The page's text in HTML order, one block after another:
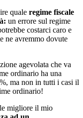
quale regime fiscale
un errore sul regime
costarci caro e
ne avremmo dovute
agevolata che va
ordinario ha una
ma non in tutti i casi il
ordinario!
migliore il mio